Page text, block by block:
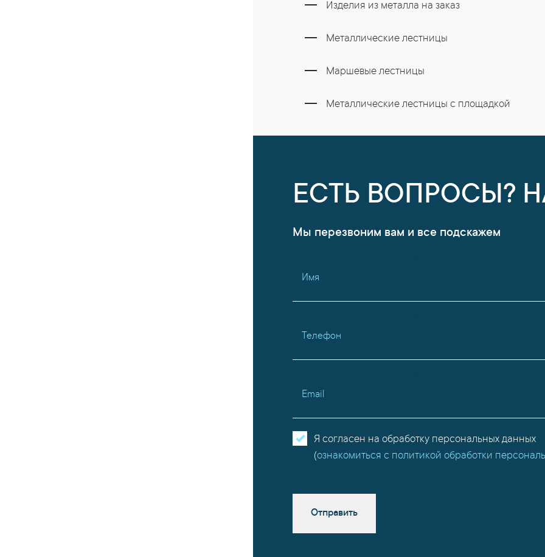
Изделия из металла на заказ
Металлические лестницы
Маршевые лестницы
Металлические лестницы с площадкой
ЕСТЬ ВОПРОСЫ?
Мы перезвоним вам и все подскажем
Имя
Телефон
Email
Я согласен на обработку персональных данных
(ознакомиться с политикой обработки
Отправить